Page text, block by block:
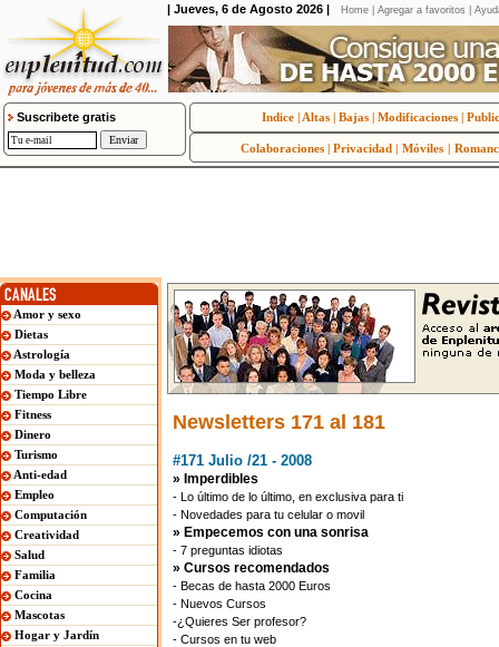
| Jueves, 6 de Agosto 2026 | Home Agregar a favoritos
Suscribete gratis Indice| Altas| Bajas | Modificaciones |
Colaboraciones | Privacidad | Móviles |
Amor y sexo
Dietas
Astrología
Moda y belleza
Tiempo Libre
Fitness
Dinero
Turismo
Anti-edad
Empleo
Computación
Creatividad
Salud
Familia
Cocina
Mascotas
Hogar y Jardín
Newsletters 171 al 181
#171 Julio /21 - 2008
» Imperdibles
- Lo último de lo último, en exclusiva para ti
- Novedades para tu celular o movil
» Empecemos con una sonrisa
- 7 preguntas idiotas
» Cursos recomendados
- Becas de hasta 2000 Euros
- Nuevos Cursos
-¿Quieres Ser profesor?
- Cursos en tu web